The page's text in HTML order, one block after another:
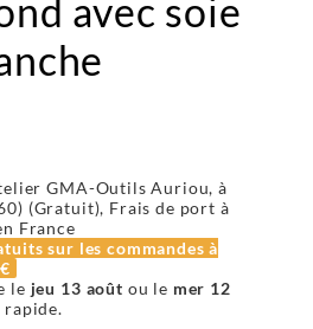
avec soie
GMA-Outils Auriou, à
(Gratuit), Frais de port à
France
sur les commandes à
le jeu 13 août ou le mer 12